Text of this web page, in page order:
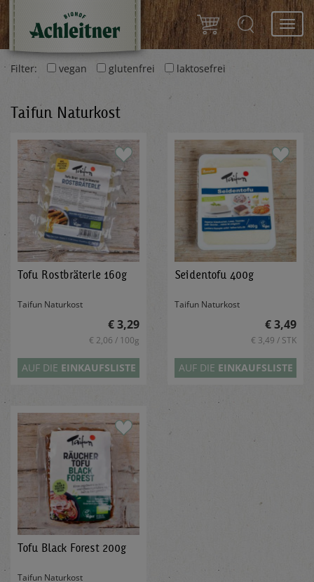
Filter:
vegan glutenfrei laktosefrei
Taifun Naturkost
Tofu Rostbräterle 160g
Taifun Naturkost
€ 3,29
€ 2,06 / 100g
AUF DIE EINKAUFSLISTE
Seidentofu 400g
Taifun Naturkost
€ 3,49
€ 3,49 / STK
AUF DIE EINKAUFSLISTE
Tofu Black Forest 200g
Taifun Naturkost